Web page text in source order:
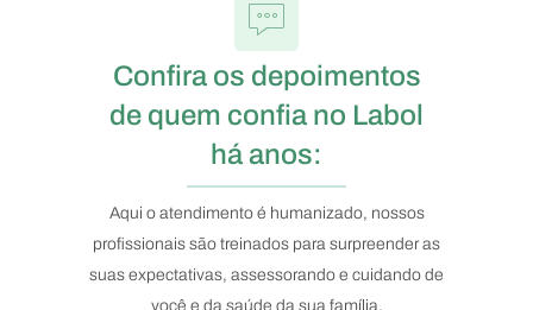
Confira os depoimentos
de quem confia no Labol
há anos:
Aqui o atendimento é humanizado, nossos
profissionais são treinados para surpreender as
suas expectativas, assessorando e cuidando de
você e da saúde da sua família.